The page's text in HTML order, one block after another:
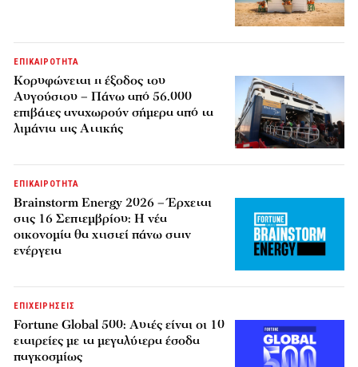
ΕΠΙΚΑΙΡΟΤΗΤΑ
Κορυφώνεται η έξοδος του
Αυγούστου – Πάνω από 56.000
επιβάτες αναχωρούν σήμερα από τα
λιμάνια της Αττικής
ΕΠΙΚΑΙΡΟΤΗΤΑ
Brainstorm Energy 2026 – Έρχεται
στις 16 Σεπτεμβρίου: Η νέα
οικονομία θα χτιστεί πάνω στην
ενέργεια
ΕΠΙΧΕΙΡΗΣΕΙΣ
Fortune Global 500: Αυτές είναι οι 10
εταιρείες με τα μεγαλύτερα έσοδα
παγκοσμίως